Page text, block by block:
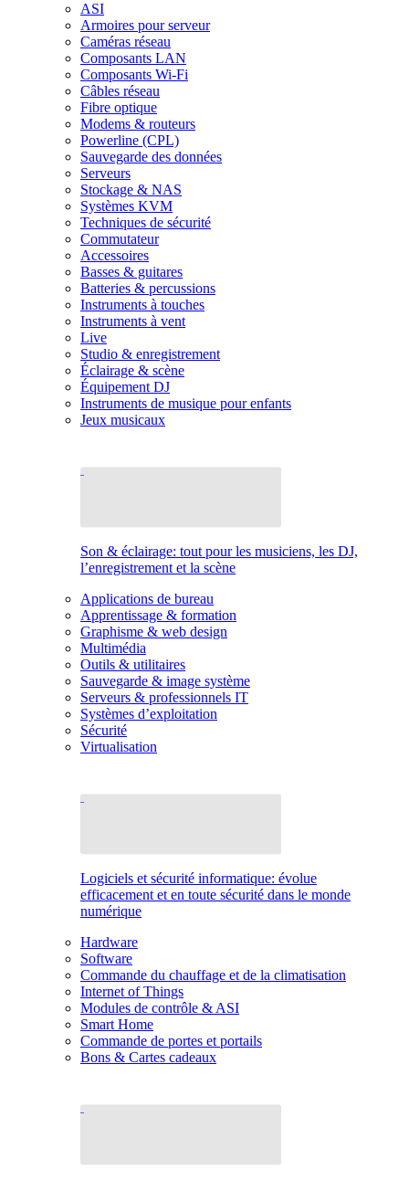
ASI
Armoires pour serveur
Caméras réseau
Composants LAN
Composants Wi-Fi
Câbles réseau
Fibre optique
Modems & routeurs
Powerline (CPL)
Sauvegarde des données
Serveurs
Stockage & NAS
Systèmes KVM
Techniques de sécurité
Commutateur
Accessoires
Basses & guitares
Batteries & percussions
Instruments à touches
Instruments à vent
Live
Studio & enregistrement
Éclairage & scène
Équipement DJ
Instruments de musique pour enfants
Jeux musicaux
Son & éclairage: tout pour les musiciens, les DJ,
l’enregistrement et la scène
Applications de bureau
Apprentissage & formation
Graphisme & web design
Multimédia
Outils & utilitaires
Sauvegarde & image système
Serveurs & professionnels IT
Systèmes d’exploitation
Sécurité
Virtualisation
Logiciels et sécurité informatique: évolue
efficacement et en toute sécurité dans le monde
numérique
Hardware
Software
Commande du chauffage et de la climatisation
Internet of Things
Modules de contrôle & ASI
Smart Home
Commande de portes et portails
Bons & Cartes cadeaux